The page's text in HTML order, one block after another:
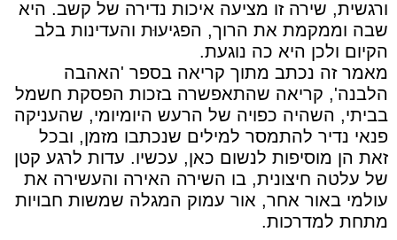
ורגשית, שירה זו מציעה איכות נדירה של קשב. היא
שבה וממקמת את הרוך, הפגיעוּת והעדינות בלב
הקיום ולכן היא כה נוגעת.
מאמר זה נכתב מתוך קריאה בספר 'האהבה
הלבנה', קריאה שהתאפשרה בזכות הפסקת חשמל
בביתי, השהיה כפויה של הרעש היומיומי, שהעניקה
פנאי נדיר להתמסר למילים שנכתבו מזמן, ובכל
זאת הן מוסיפות לנשום כאן, עכשיו. עדות לרגע קטן
של עלטה חיצונית, בו השירה האירה והעשירה את
עולמי באור אחר, אור עמוק המגלה שמשות חבויות
מתחת למדרכות.